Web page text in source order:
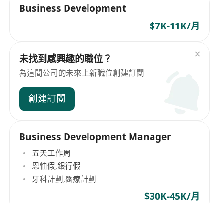
Business Development
$7K-11K/月
未找到感興趣的職位？
為這間公司的未來上新職位創建訂閱
創建訂閱
Business Development Manager
五天工作周
恩恤假,銀行假
牙科計劃,醫療計劃
$30K-45K/月